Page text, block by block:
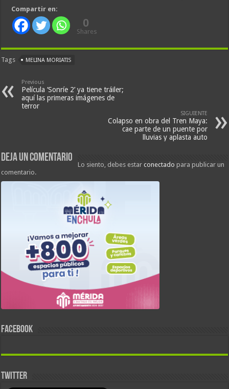
Compartir en:
0
Shares
Tags MELINA MORIATIS
Previous
Película ‘Sonríe 2’ ya tiene tráiler;
aquí las primeras imágenes de
terror
SIGUIENTE
Colapso en obra del Tren Maya:
cae parte de un puente por
lluvias y aplasta auto
Deja un comentario
Lo siento, debes estarconectado para publicar un
comentario.
FACEBOOK
TWITTER